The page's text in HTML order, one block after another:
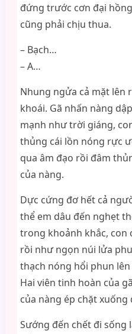
đứng trước cơn đại
cũng phải chịu thua.
– Bạch…
– A…
Nhung ngửa cả mặt lên
khoái. Gã nhấn nàng
mạnh như trời giáng,
thủng cái lồn nóng rực
qua âm đạo rồi đâm
của nàng.
Dực cứng đơ hết cả
thể em dâu đến nghẹt
trong khoảnh khắc, con
rồi như ngọn núi lửa
thạch nóng hổi phun
Hai viên tinh hoàn của
của nàng ép chặt xuống
Sướng đến chết đi sống